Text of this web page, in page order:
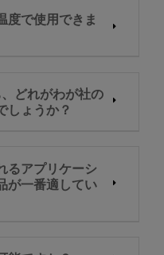
度で使用できま
どれがわが社の
しょうか？
るアプリケーシ
が一番適してい